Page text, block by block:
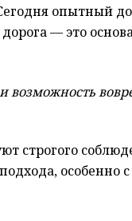
опытный
— это
строгого
особенно